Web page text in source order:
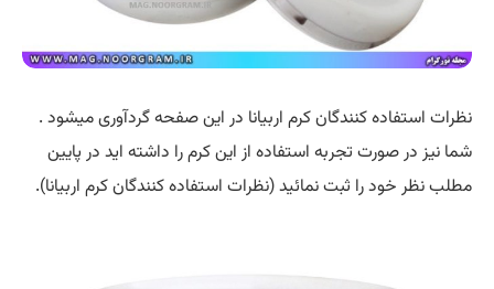
نظرات استفاده کنندگان کرم اربیانا در این صفحه گردآوری میشود .
شما نیز در صورت تجربه استفاده از این کرم را داشته اید در پایین
مطلب نظر خود را ثبت نمائید (نظرات استفاده کنندگان کرم اربیانا).